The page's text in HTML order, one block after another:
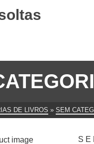
DE LIVROS » SEM